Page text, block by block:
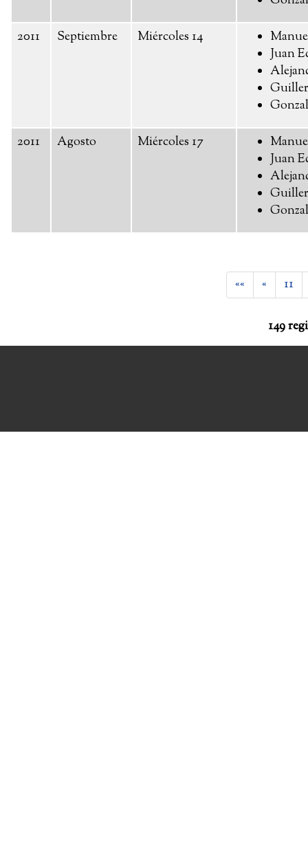
2011 Septiembre Miércoles 14
Juan
2011 Agosto Miércoles 17
Juan
«« « 11
149